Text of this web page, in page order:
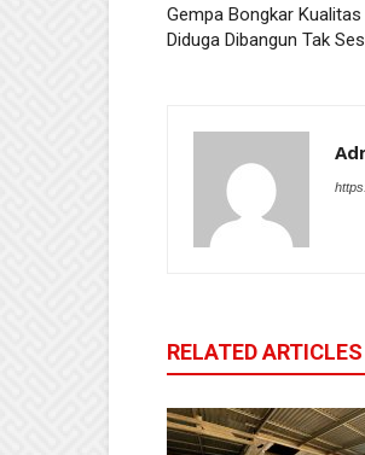
Gempa Bongkar
Diduga Dibangun Tak
RELATED ARTICLES